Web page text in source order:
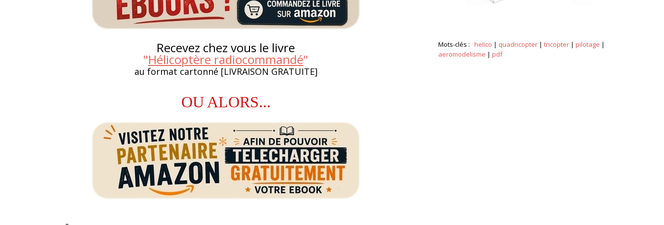
Recevez chez vous le livre
"Hélicoptère radiocommandé"
au format cartonné [LIVRAISON GRATUITE]
OU ALORS...
Mots-clés : helico | quadricopter | tricopter | pilotage |
aeromodelisme | pdf